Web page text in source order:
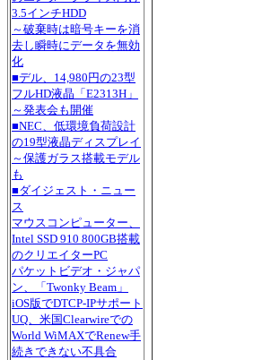
3.5インチHDD
～破棄時は暗号キーを消
去し瞬時にデータを無効
化
■デル、14,980円の23型
フルHD液晶「E2313H」
～発表会も開催
■NEC、低環境負荷設計
の19型液晶ディスプレイ
～保護ガラス搭載モデル
も
■ダイジェスト・ニュー
ス
マウスコンピューター、
Intel SSD 910 800GB搭載
のクリエイターPC
パケットビデオ・ジャパ
ン、「Twonky Beam」
iOS版でDTCP-IPサポート
UQ、米国Clearwireでの
World WiMAXでRenew手
続きできない不具合